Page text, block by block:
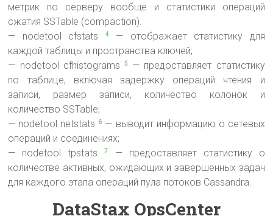
метрик по серверу вообще и статистики операций
сжатия SSTable (compaction).
— nodetool cfstats
4— отображает статистику для
каждой таблицы и пространства ключей;
— nodetool cfhistograms
5
— предоставляет статистику
по таблице, включая задержку операций чтения и
записи, размер записи, количество колонок и
количество SSTable;
— nodetool netstats
6— выводит информацию о сетевых
операций и соединениях;
— nodetool tpstats
7
— предоставляет статистику о
количестве активных, ожидающих и завершенных задач
для каждого этапа операций пула потоков Cassandra.
DataStax OpsCenter